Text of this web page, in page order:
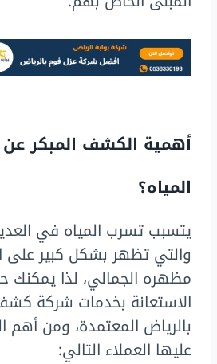
أهمية الكشف المبكر
المياه؟
يتسبب تسرب المياه في
والتي تظهر بشكل كبير
مظهره الجمالي، لذا يمكنك
الاستعانة بخدمات شركة
بالرياض المعتمدة، ومن أهم
عليها العملاء التالي: